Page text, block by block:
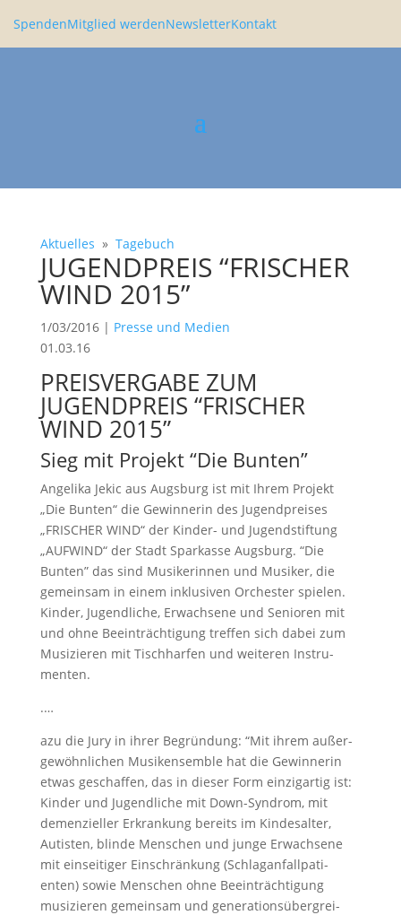
SpendenMitglied werdenNewsletterKontakt
Aktuelles » Tagebuch
JUGENDPREIS “FRISCHER
WIND 2015”
1/03/2016| Presse und Medien
01.03.16
PREISVERGABE ZUM
JUGENDPREIS “FRISCHER
WIND 2015”
Sieg mit Projekt “Die Bunten”
Angelika Jekic aus Augsburg ist mit Ihrem Projekt
„Die Bunten“ die Gewin­nerin des Jugend­preises
„FRISCHER WIND“ der Kinder- und Jugend­stif­tung
„AUFWIND“ der Stadt Sparkasse Augsburg. “Die
Bunten” das sind Musike­rinnen und Musiker, die
gemeinsam in einem inklu­siven Orchester spielen.
Kinder, Jugend­liche, Erwach­sene und Senioren mit
und ohne Beein­träch­ti­gung treffen sich dabei zum
Musizieren mit Tisch­harfen und weiteren Instru­
menten.
.…
azu die Jury in ihrer Begrün­dung: “Mit ihrem außer­
ge­wöhn­li­chen Musik­ensemble hat die Gewin­nerin
etwas geschaffen, das in dieser Form einzig­artig ist:
Kinder und Jugend­liche mit Down-Syndrom, mit
demen­zi­eller Erkran­kung bereits im Kindes­alter,
Autisten, blinde Menschen und junge Erwach­sene
mit einsei­tiger Einschrän­kung (Schlag­an­fall­pa­ti­
enten) sowie Menschen ohne Beein­träch­ti­gung
musizieren gemeinsam und genera­ti­ons­über­grei­